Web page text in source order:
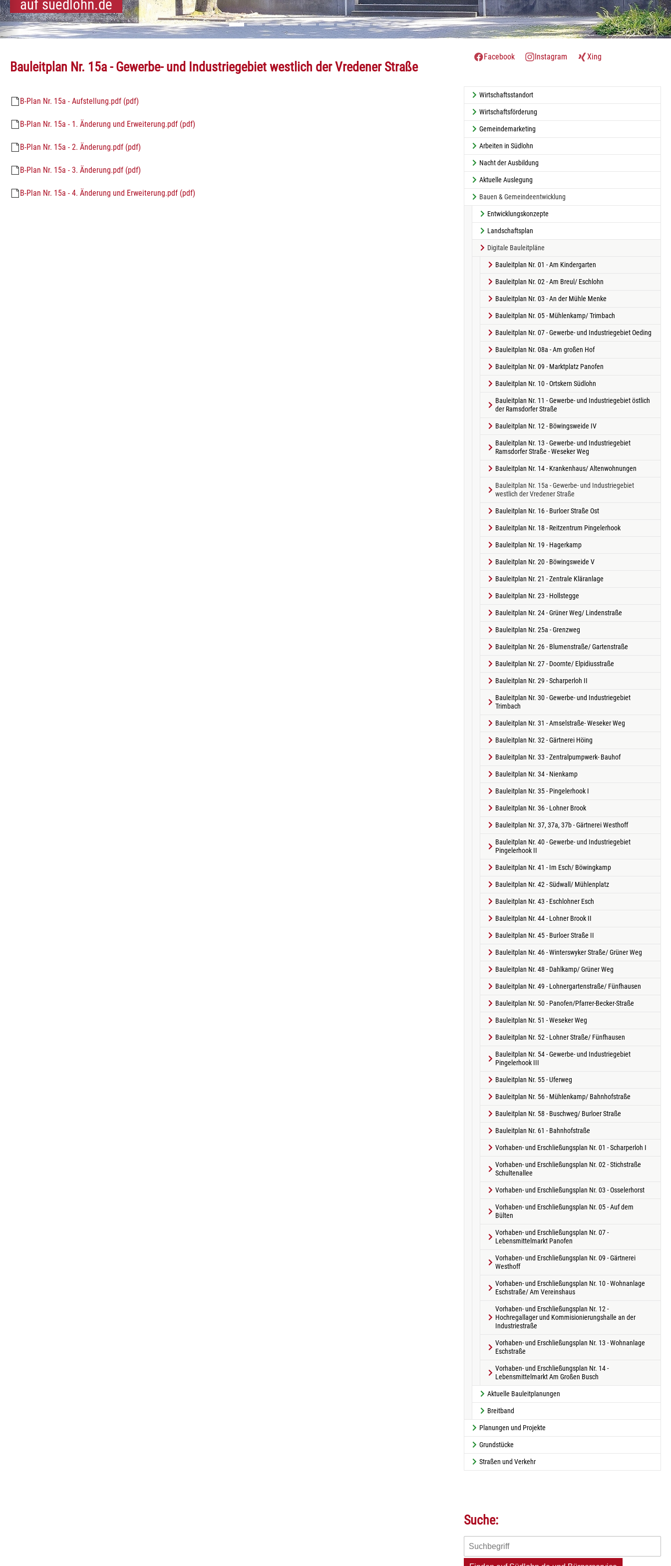
Oeding:
und Oeding:
Südlohn und Oeding:
Südlohn und Oeding:
Südlohn und Oeding:
Südlohn und Oeding:
Südlohn und Oeding:
Südlohn und Oeding:
Südlohn und Oeding:
Südlohn und Oeding:
Südlohn und Oeding:
auf suedlohn.de
Bauleitplan Nr. 15a - Gewerbe- und Industriegebiet westlich der Vredener Straße
B-Plan Nr. 15a - Aufstellung.pdf (pdf)
B-Plan Nr. 15a - 1. Änderung und Erweiterung.pdf (pdf)
B-Plan Nr. 15a - 2. Änderung.pdf (pdf)
B-Plan Nr. 15a - 3. Änderung.pdf (pdf)
B-Plan Nr. 15a - 4. Änderung und Erweiterung.pdf (pdf)
Facebook Instagram Xing
Wirtschaftsstandort
Wirtschaftsförderung
Gemeindemarketing
Arbeiten in Südlohn
Nacht der Ausbildung
Aktuelle Auslegung
Bauen & Gemeindeentwicklung
Entwicklungskonzepte
Landschaftsplan
Digitale Bauleitpläne
Bauleitplan Nr. 01 - Am Kindergarten
Bauleitplan Nr. 02 - Am Breul/ Eschlohn
Bauleitplan Nr. 03 - An der Mühle Menke
Bauleitplan Nr. 05 - Mühlenkamp/ Trimbach
Bauleitplan Nr. 07 - Gewerbe- und Industriegebiet Oeding
Bauleitplan Nr. 08a - Am großen Hof
Bauleitplan Nr. 09 - Marktplatz Panofen
Bauleitplan Nr. 10 - Ortskern Südlohn
Bauleitplan Nr. 11 - Gewerbe- und Industriegebiet östlich
der Ramsdorfer Straße
Bauleitplan Nr. 12 - Böwingsweide IV
Bauleitplan Nr. 13 - Gewerbe- und Industriegebiet
Ramsdorfer Straße - Weseker Weg
Bauleitplan Nr. 14 - Krankenhaus/ Altenwohnungen
Bauleitplan Nr. 15a - Gewerbe- und Industriegebiet
westlich der Vredener Straße
Bauleitplan Nr. 16 - Burloer Straße Ost
Bauleitplan Nr. 18 - Reitzentrum Pingelerhook
Bauleitplan Nr. 19 - Hagerkamp
Bauleitplan Nr. 20 - Böwingsweide V
Bauleitplan Nr. 21 - Zentrale Kläranlage
Bauleitplan Nr. 23 - Hollstegge
Bauleitplan Nr. 24 - Grüner Weg/ Lindenstraße
Bauleitplan Nr. 25a - Grenzweg
Bauleitplan Nr. 26 - Blumenstraße/ Gartenstraße
Bauleitplan Nr. 27 - Doornte/ Elpidiusstraße
Bauleitplan Nr. 29 - Scharperloh II
Bauleitplan Nr. 30 - Gewerbe- und Industriegebiet
Trimbach
Bauleitplan Nr. 31 - Amselstraße- Weseker Weg
Bauleitplan Nr. 32 - Gärtnerei Höing
Bauleitplan Nr. 33 - Zentralpumpwerk- Bauhof
Bauleitplan Nr. 34 - Nienkamp
Bauleitplan Nr. 35 - Pingelerhook I
Bauleitplan Nr. 36 - Lohner Brook
Bauleitplan Nr. 37, 37a, 37b - Gärtnerei Westhoff
Bauleitplan Nr. 40 - Gewerbe- und Industriegebiet
Pingelerhook II
Bauleitplan Nr. 41 - Im Esch/ Böwingkamp
Bauleitplan Nr. 42 - Südwall/ Mühlenplatz
Bauleitplan Nr. 43 - Eschlohner Esch
Bauleitplan Nr. 44 - Lohner Brook II
Bauleitplan Nr. 45 - Burloer Straße II
Bauleitplan Nr. 46 - Winterswyker Straße/ Grüner Weg
Bauleitplan Nr. 48 - Dahlkamp/ Grüner Weg
Bauleitplan Nr. 49 - Lohnergartenstraße/ Fünfhausen
Bauleitplan Nr. 50 - Panofen/Pfarrer-Becker-Straße
Bauleitplan Nr. 51 - Weseker Weg
Bauleitplan Nr. 52 - Lohner Straße/ Fünfhausen
Bauleitplan Nr. 54 - Gewerbe- und Industriegebiet
Pingelerhook III
Bauleitplan Nr. 55 - Uferweg
Bauleitplan Nr. 56 - Mühlenkamp/ Bahnhofstraße
Bauleitplan Nr. 58 - Buschweg/ Burloer Straße
Bauleitplan Nr. 61 - Bahnhofstraße
Vorhaben- und Erschließungsplan Nr. 01 - Scharperloh I
Vorhaben- und Erschließungsplan Nr. 02 - Stichstraße
Schultenallee
Vorhaben- und Erschließungsplan Nr. 03 - Osselerhorst
Vorhaben- und Erschließungsplan Nr. 05 - Auf dem
Bülten
Vorhaben- und Erschließungsplan Nr. 07 -
Lebensmittelmarkt Panofen
Vorhaben- und Erschließungsplan Nr. 09 - Gärtnerei
Westhoff
Vorhaben- und Erschließungsplan Nr. 10 - Wohnanlage
Eschstraße/ Am Vereinshaus
Vorhaben- und Erschließungsplan Nr. 12 -
Hochregallager und Kommisionierungshalle an der
Industriestraße
Vorhaben- und Erschließungsplan Nr. 13 - Wohnanlage
Eschstraße
Vorhaben- und Erschließungsplan Nr. 14 -
Lebensmittelmarkt Am Großen Busch
Aktuelle Bauleitplanungen
Breitband
Planungen und Projekte
Grundstücke
Straßen und Verkehr
Suche: